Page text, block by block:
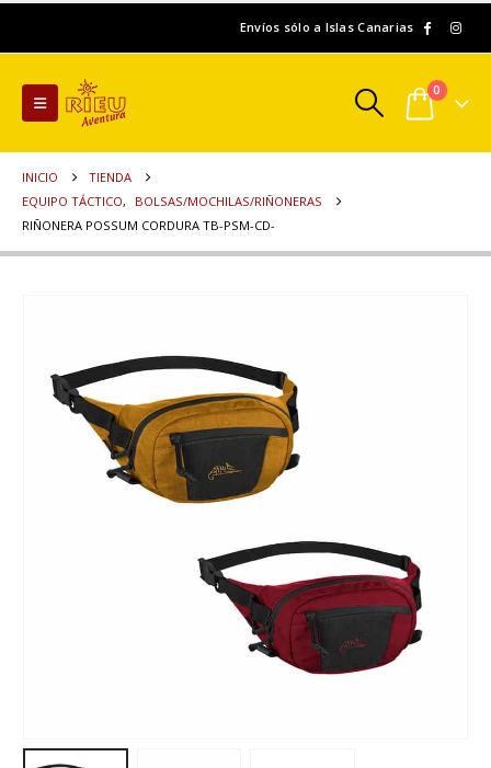
Envíos sólo a Islas Canarias
0
INICIO
TIENDA
EQUIPO TÁCTICO,
BOLSAS/MOCHILAS/RIÑONERAS
RIÑONERA POSSUM CORDURA TB-PSM-CD-